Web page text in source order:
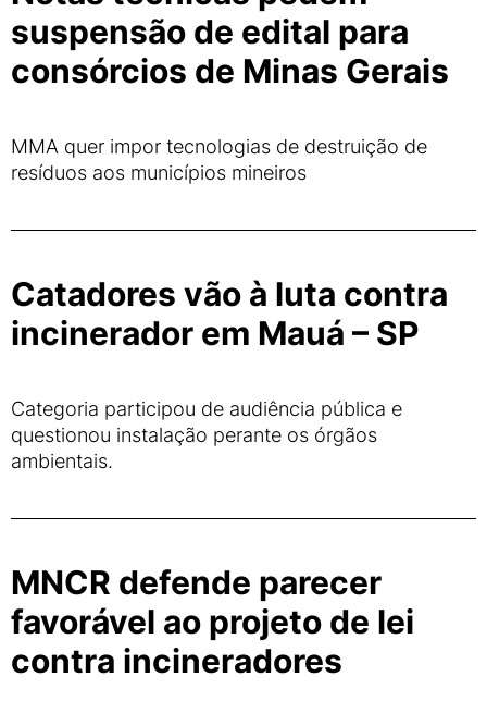
suspensão de edital para
consórcios de Minas Gerais
MMA quer impor tecnologias de destruição de
resíduos aos municípios mineiros
Catadores vão à luta contra
incinerador em Mauá – SP
Categoria participou de audiência pública e
questionou instalação perante os órgãos
ambientais.
MNCR defende parecer
favorável ao projeto de lei
contra incineradores